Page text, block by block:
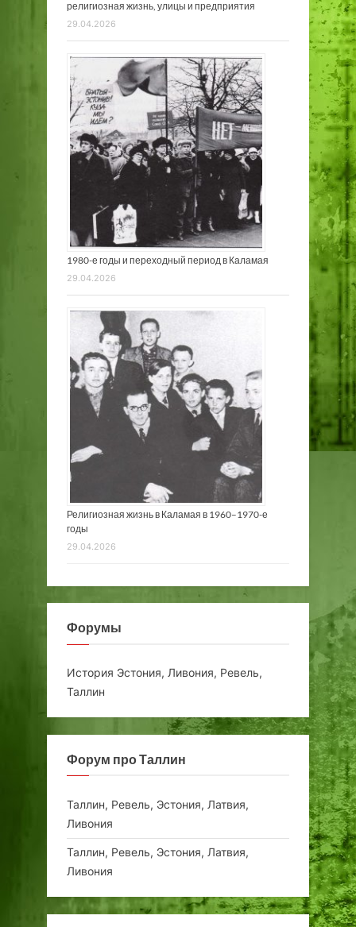
религиозная жизнь, улицы и предприятия
29.04.2026
1980-е годы и переходный период в Каламая
29.04.2026
Религиозная жизнь в Каламая в 1960–1970-е
годы
29.04.2026
Форумы
История Эстония, Ливония, Ревель,
Таллин
Форум про Таллин
Таллин, Ревель, Эстония, Латвия,
Ливония
Таллин, Ревель, Эстония, Латвия,
Ливония